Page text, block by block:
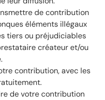
de contribution
éléments illégaux
tiers ou préjudiciables
créateur et/ou
contribution, avec les
de votre contribution